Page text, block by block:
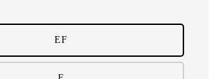
EF